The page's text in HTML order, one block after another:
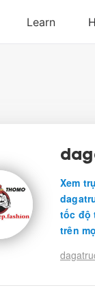
Xem
tốc độ
trên